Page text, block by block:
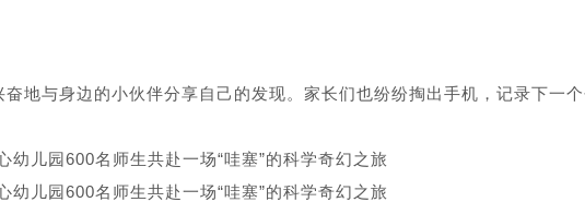
地与身边的小伙伴分享自己的发现。家长们也纷纷掏出手机，记录下一个